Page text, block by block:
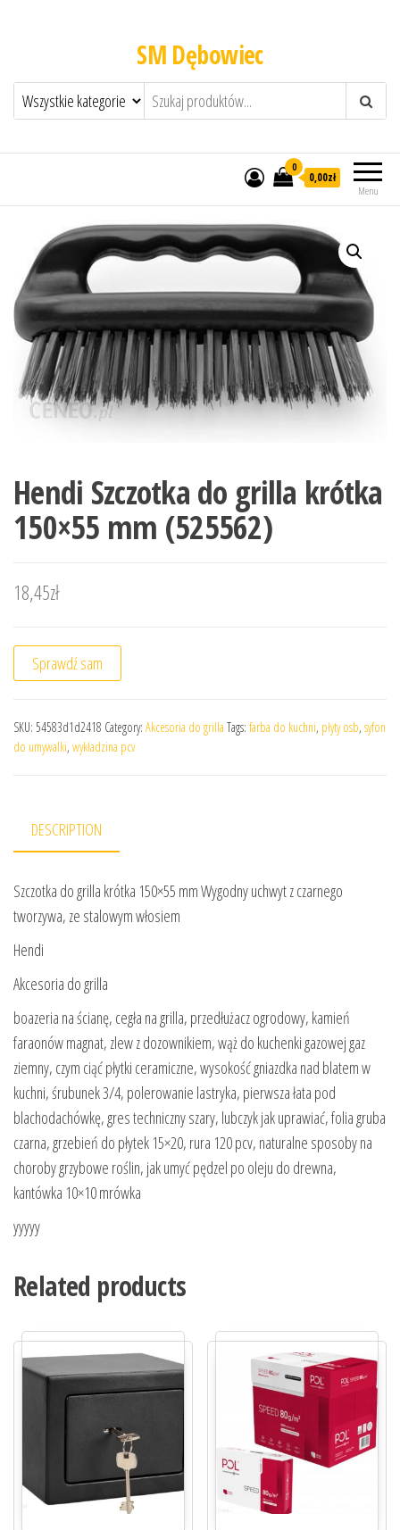
SM Dębowiec
Menu
0
0,00zł
Hendi Szczotka do grilla krótka
150×55 mm (525562)
18,45zł
Sprawdź sam
SKU: 54583d1d2418 Category: Akcesoria do grilla Tags: farba do kuchni, płyty osb, syfon
do umywalki, wykładzina pcv
DESCRIPTION
Szczotka do grilla krótka 150×55 mm Wygodny uchwyt z czarnego
tworzywa, ze stalowym włosiem
Hendi
Akcesoria do grilla
boazeria na ścianę, cegła na grilla, przedłużacz ogrodowy, kamień
faraonów magnat, zlew z dozownikiem, wąż do kuchenki gazowej gaz
ziemny, czym ciąć płytki ceramiczne, wysokość gniazdka nad blatem w
kuchni, śrubunek 3/4, polerowanie lastryka, pierwsza łata pod
blachodachówkę, gres techniczny szary, lubczyk jak uprawiać, folia gruba
czarna, grzebień do płytek 15×20, rura 120 pcv, naturalne sposoby na
choroby grzybowe roślin, jak umyć pędzel po oleju do drewna,
kantówka 10×10 mrówka
yyyyy
Related products